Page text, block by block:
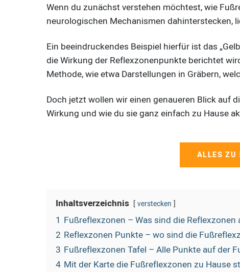
Wenn du zunächst verstehen möchtest, wie
neurologischen Mechanismen dahinterstecken,
Ein beeindruckendes Beispiel hierfür ist das
die Wirkung der Reflexzonenpunkte berichtet
Methode, wie etwa Darstellungen in Gräbern,
Doch jetzt wollen wir einen genaueren Blick auf
Wirkung und wie du sie ganz einfach zu Hause
ALLES ZU
Inhaltsverzeichnis verstecken
1 Fußreflexzonen – Was sind die Reflexzonen
2 Reflexzonen Punkte – wo sind die
3 Fußreflexzonen Tafel – Alle Punkte auf der
4 Mit der Karte die Fußreflexzonen zu Hause